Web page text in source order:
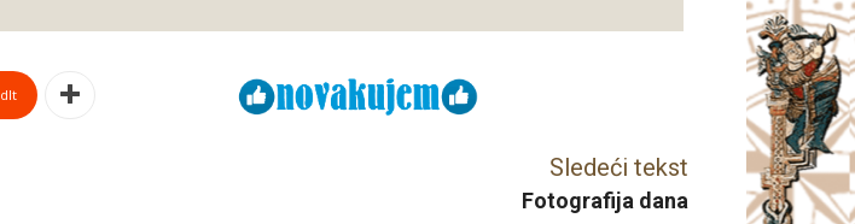
Sledeći tekst
Fotografija dana